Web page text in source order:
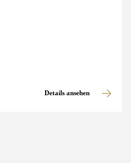
Details ansehen